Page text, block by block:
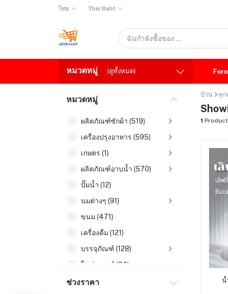
ไทย Thai Baht
หมวดหมู่ (ดูทั้งหมด)
หมวดหมู่
ผลิตภัณฑ์ซักผ้า (519)
เครื่องปรุงอาหาร (595)
เกษตร (1)
ผลิตภัณฑ์อาบน้ำ (570)
ปั๊มน้ำ (12)
นมต่างๆ (91)
ขนม (471)
เครื่องดื่ม (121)
บรรจุภัณฑ์ (128)
โซล่าเซลล์ (24)
น้ำยาล้างจาน (87)
ช่วงราคา
บ้าน ทุก
1
น้